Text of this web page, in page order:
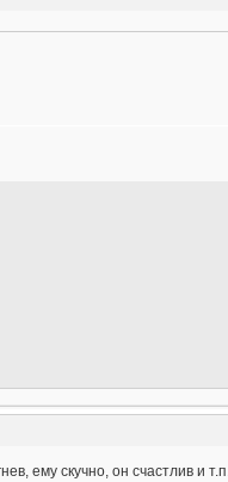
ему скучно, он счастлив и